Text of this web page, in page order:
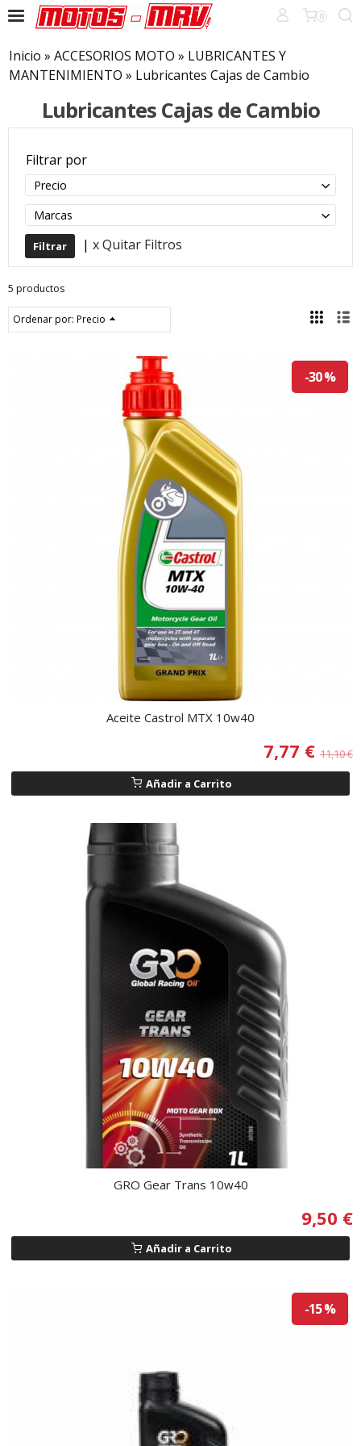
0
Inicio » ACCESORIOS MOTO » LUBRICANTES Y
MANTENIMIENTO » Lubricantes Cajas de Cambio
Lubricantes Cajas de Cambio
Filtrar por
Precio
Marcas
| x Quitar Filtros
5 productos
Ordenar por: Precio
-30 %
Aceite Castrol MTX 10w40
7,77 € 11,10 €
Añadir a Carrito
GRO Gear Trans 10w40
9,50 €
Añadir a Carrito
-15 %